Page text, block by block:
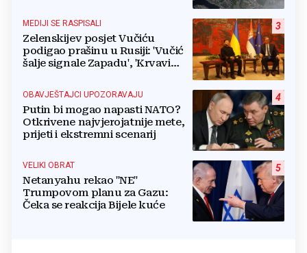
3
MEDIJI SE RASPISALI
Zelenskijev posjet Vučiću
podigao prašinu u Rusiji: 'Vučić
šalje signale Zapadu', 'Krvavi
4
OBAVJEŠTAJCI UPOZORAVAJU
Putin bi mogao napasti NATO?
Otkrivene najvjerojatnije mete,
prijeti i ekstremni scenarij
5
VELIKI OBRAT
Netanyahu rekao "NE"
Trumpovom planu za Gazu:
Čeka se reakcija Bijele kuće